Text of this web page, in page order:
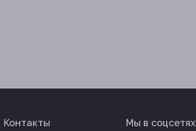
Контакты Мы в соцсетях